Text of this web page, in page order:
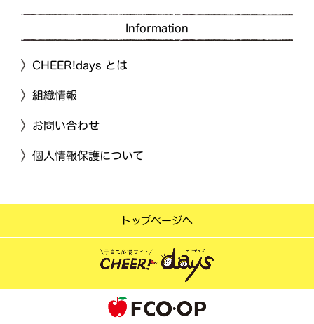
Information
CHEER!days とは
組織情報
お問い合わせ
個人情報保護について
トップページへ